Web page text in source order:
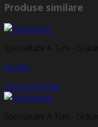
Produse similare
Specialitate A Turk - Grătar
Produs
Citește mai mult
Specialitate A Turk - Grătar